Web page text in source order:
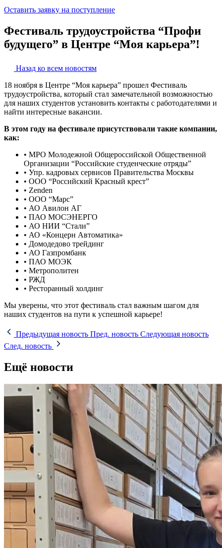
Оставить заявку на поступление
Фестиваль трудоустройства “Профи
будущего” в Центре “Моя карьера”!
Назад ко всем новостям
18 ноября в Центре “Моя карьера” прошел Фестиваль
трудоустройства, который стал замечательной возможностью
для наших студентов установить контакты с работодателями и
найти интересные вакансии.
В этом году на фестивале присутствовали такие компании,
как:
• МРО Молодежной Общероссийской Общественной
Организации “Российские студенческие отряды”
• Упр. кадровых сервисов Правительства Москвы
• ООО “Российский Красный крест”
• Zenden
• ООО “Марс”
• АО Авилон АГ
• ПАО МОСЭНЕРГО
• АО НИИ “Стали”
• АО «Концерн Автоматика»
• Домодедово трейдинг
• АО Газпромбанк
• ПАО МОЭК
• Метрополитен
• РЖД
• Ресторанный холдинг
Мы уверены, что этот фестиваль стал важным шагом для
наших студентов на пути к успешной карьере!
Предыдущая новость Пред. новость Следующая новость
След. новость
Ещё новости